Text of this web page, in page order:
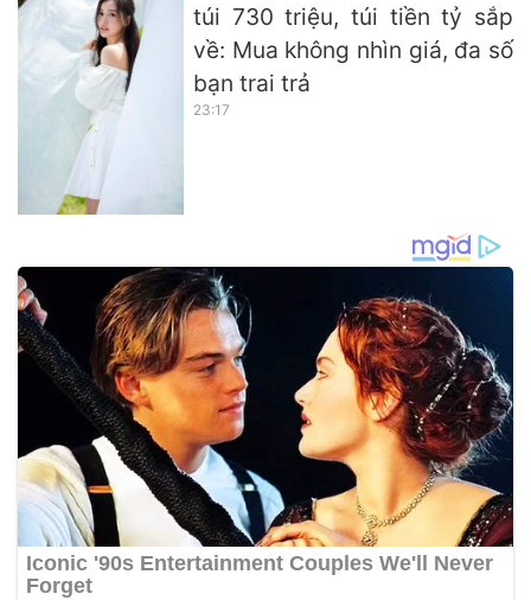
túi 730 triệu, túi tiền tỷ sắp
về: Mua không nhìn giá, đa số
bạn trai trả
23:17